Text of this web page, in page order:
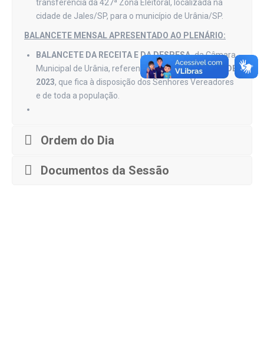
transferência da 427ª Zona Eleitoral, localizada na
cidade de Jales/SP, para o município de Urânia/SP.
BALANCETE MENSAL APRESENTADO AO PLENÁRIO:
BALANCETE DA RECEITA E DA DESPESA,da Câmara
Municipal de Urânia, referente ao mês deAGOSTO
DE
2023, que fica à disposição dos Senhores Vereadores
e de toda a população.
Ordem do Dia
Documentos da Sessão